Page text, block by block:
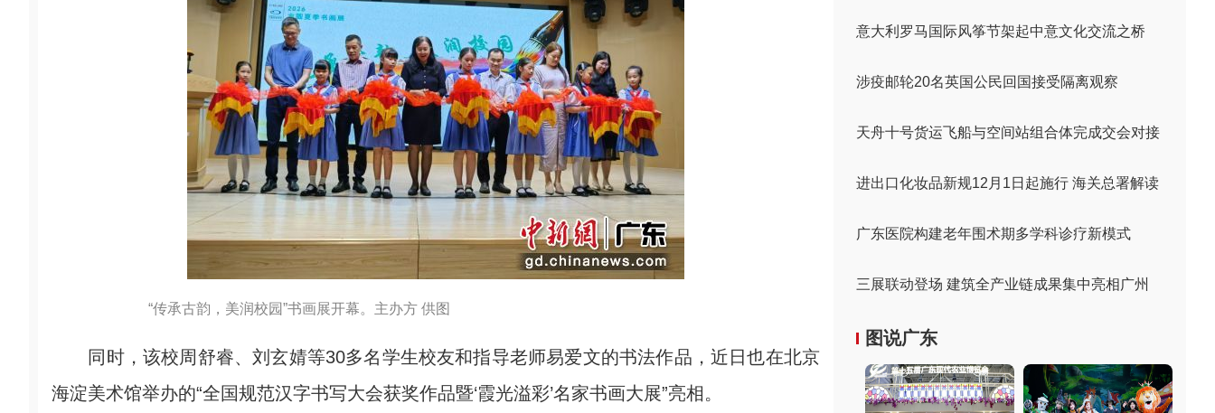
“传承古韵，美润校园”书画展开幕。主办方 供图
同时，该校周舒睿、刘玄婧等30多名学生校友和指导老师易爱文的书法作品，近日也在北京
海淀美术馆举办的“全国规范汉字书写大会获奖作品暨‘霞光溢彩’名家书画大展”亮相。
意大利罗马国际风筝节架起中意文化交流之桥
涉疫邮轮20名英国公民回国接受隔离观察
天舟十号货运飞船与空间站组合体完成交会对接
进出口化妆品新规12月1日起施行 海关总署解读
广东医院构建老年围术期多学科诊疗新模式
三展联动登场 建筑全产业链成果集中亮相广州
图说广东